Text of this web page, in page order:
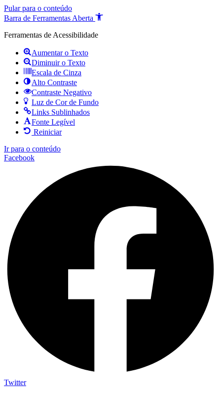
Pular para o conteúdo
Barra de Ferramentas Aberta
Ferramentas de Acessibilidade
Aumentar o Texto
Diminuir o Texto
Escala de Cinza
Alto Contraste
Contraste Negativo
Luz de Cor de Fundo
Links Sublinhados
Fonte Legível
Reiniciar
Ir para o conteúdo
Facebook
Twitter